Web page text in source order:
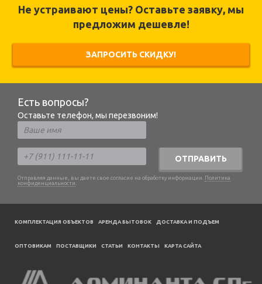
Не устраивают цены? Оставьте заявку, мы
предложим дешевле!
ЗАПРОСИТЬ СКИДКУ!
Есть вопросы?
Оставьте телефон, мы перезвоним!
ОТПРАВИТЬ
Отправляя данные, вы даете свое согласие на обработку информации. Политика
конфиденциальности .
КОМПЛЕКТАЦИЯ ОБЪЕКТОВ АРЕНДА БЫТОВОК ДОСТАВКА И ПОДЪЕМ
ОПТОВИКАМ ПОСТАВЩИКИ CТАТЬИ КОНТАКТЫ КАРТА САЙТА